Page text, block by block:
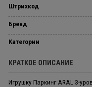
Штрихкод
Бренд
Категории
КРАТКОЕ ОПИСАНИЕ
Игрушку Паркинг ARAL 3-